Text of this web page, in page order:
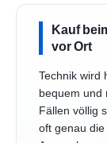
Kauf
vor Ort
Technik wird
bequem und
Fällen völlig
oft genau